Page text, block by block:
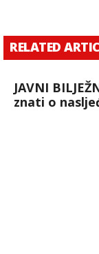
RELATED
JAVNI
znati o